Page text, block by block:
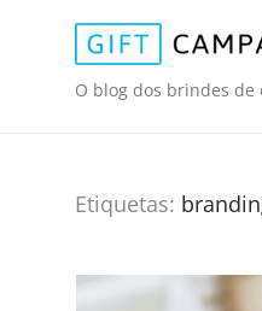
O blog dos brindes
Etiquetas: